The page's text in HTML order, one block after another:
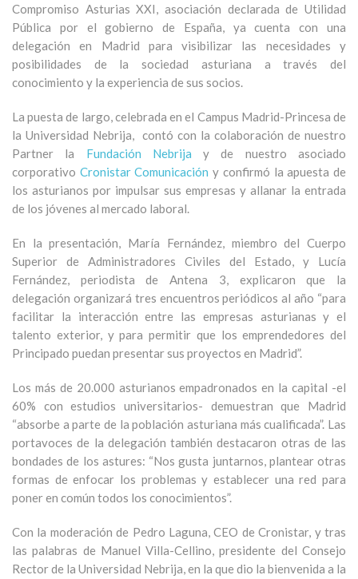
Compromiso Asturias XXI, asociación declarada de Utilidad
Pública por el gobierno de España, ya cuenta con una
delegación en Madrid para visibilizar las necesidades y
posibilidades de la sociedad asturiana a través del
conocimiento y la experiencia de sus socios.
La puesta de largo, celebrada en el Campus Madrid-Princesa de
la Universidad Nebrija, contó con la colaboración de nuestro
Partner la Fundación Nebrija y de nuestro asociado
corporativo Cronistar Comunicación y confirmó la apuesta de
los asturianos por impulsar sus empresas y allanar la entrada
de los jóvenes al mercado laboral.
En la presentación, María Fernández, miembro del Cuerpo
Superior de Administradores Civiles del Estado, y Lucía
Fernández, periodista de Antena 3, explicaron que la
delegación organizará tres encuentros periódicos al año “para
facilitar la interacción entre las empresas asturianas y el
talento exterior, y para permitir que los emprendedores del
Principado puedan presentar sus proyectos en Madrid”.
Los más de 20.000 asturianos empadronados en la capital -el
60% con estudios universitarios- demuestran que Madrid
“absorbe a parte de la población asturiana más cualificada”. Las
portavoces de la delegación también destacaron otras de las
bondades de los astures: “Nos gusta juntarnos, plantear otras
formas de enfocar los problemas y establecer una red para
poner en común todos los conocimientos”.
Con la moderación de Pedro Laguna, CEO de Cronistar, y tras
las palabras de Manuel Villa-Cellino, presidente del Consejo
Rector de la Universidad Nebrija, en la que dio la bienvenida a la